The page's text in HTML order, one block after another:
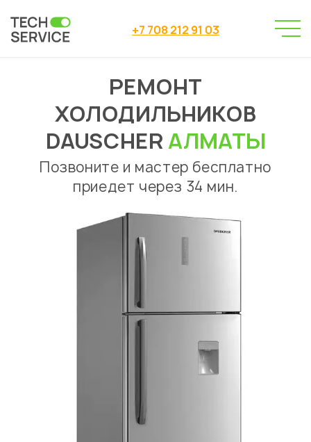
+7 708 212 91 03
Сервисный центр
Ремонт холодильников
Ремонт холодильников Dauscher Алматы
РЕМОНТ
ХОЛОДИЛЬНИКОВ
DAUSCHERАЛМАТЫ
Позвоните и мастер бесплатно
приедет через 34 мин.